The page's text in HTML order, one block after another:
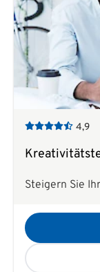
4,9
Steigern Sie